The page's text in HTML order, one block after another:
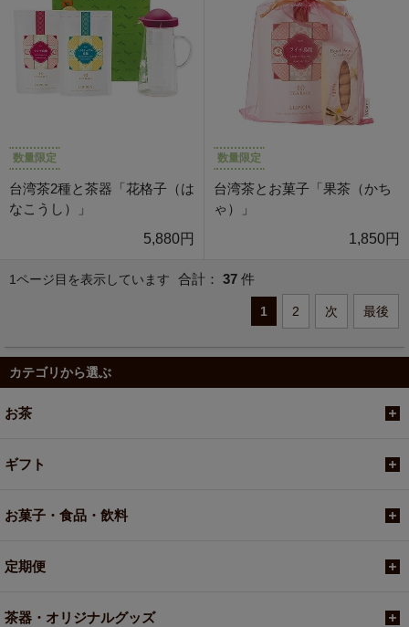
数量限定
台湾茶2種と茶器「花格子（は
なこうし）」
5,880円
数量限定
台湾茶とお菓子「果茶（かち
ゃ）」
1,850円
1ページ目を表示しています 合計： 37 件
1 2 次 最後
カテゴリから選ぶ
お茶
ギフト
お菓子・食品・飲料
定期便
茶器・オリジナルグッズ